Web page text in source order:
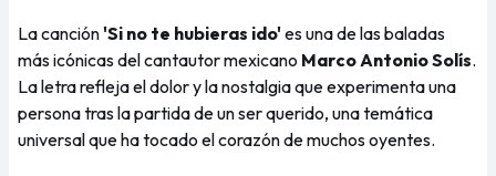
La canción'Si no te hubieras ido'es una de las baladas
más icónicas del cantautor mexicano Marco Antonio Solís.
La letra refleja el dolor y la nostalgia que experimenta una
persona tras la partida de un ser querido, una temática
universal que ha tocado el corazón de muchos oyentes.